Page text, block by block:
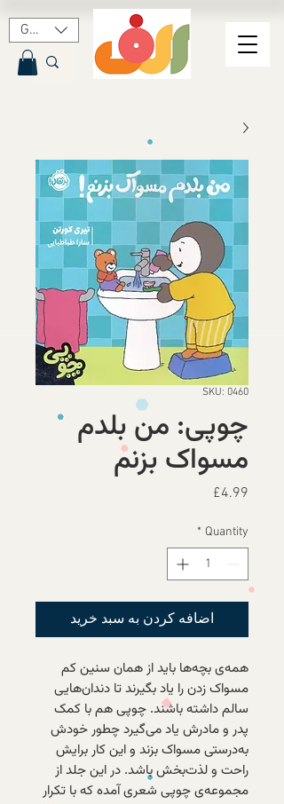
GBP (£)
SKU: 0460
چوپی: من بلدم
مسواک بزنم
£4.99
Quantity
*
اضافه کردن به سبد خرید
همه‌ی بچه‌ها باید از همان سنین کم
مسواک زدن را یاد بگیرند تا دندان‌هایی
سالم داشته باشند. چوپی هم با کمک
پدر و مادرش یاد می‌گیرد چطور خودش
به‌درستی مسواک بزند و این کار برایش
راحت و لذت‌بخش باشد. در این جلد از
مجموعه‌ی چوپی شعری آمده که با تکرار